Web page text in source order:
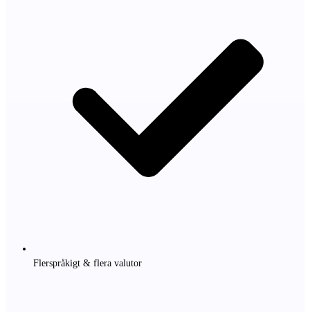
Flerspråkigt & flera valutor